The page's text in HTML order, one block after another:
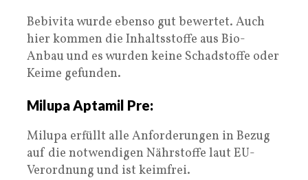
Bebivita wurde ebenso gut bewertet. Auch
hier kommen die Inhaltsstoffe aus Bio-
Anbau und es wurden keine Schadstoffe oder
Keime gefunden.
Milupa Aptamil Pre:
Milupa erfüllt alle Anforderungen in Bezug
auf die notwendigen Nährstoffe laut EU-
Verordnung und ist keimfrei.